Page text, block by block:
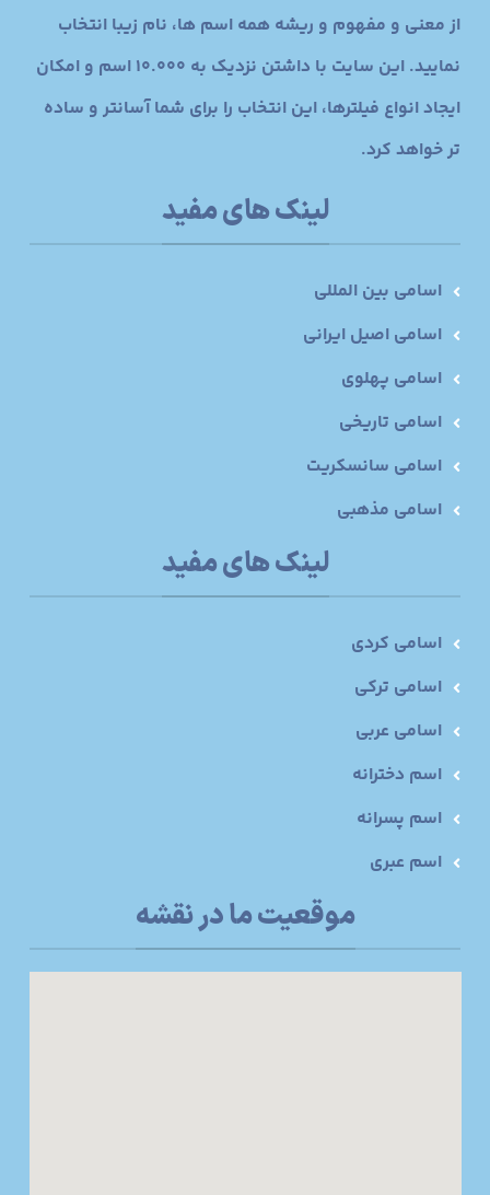
از معنی و مفهوم و ریشه همه اسم ها، نام زیبا انتخاب
نمایید. این سایت با داشتن نزدیک به 10.000 اسم و امکان
ایجاد انواع فیلترها، این انتخاب را برای شما آسانتر و ساده
تر خواهد کرد.
لینک های مفید
اسامی بین المللی
اسامی اصیل ایرانی
اسامی پهلوی
اسامی تاریخی
اسامی سانسکریت
اسامی مذهبی
لینک های مفید
اسامی کردی
اسامی ترکی
اسامی عربی
اسم دخترانه
اسم پسرانه
اسم عبری
موقعیت ما در نقشه